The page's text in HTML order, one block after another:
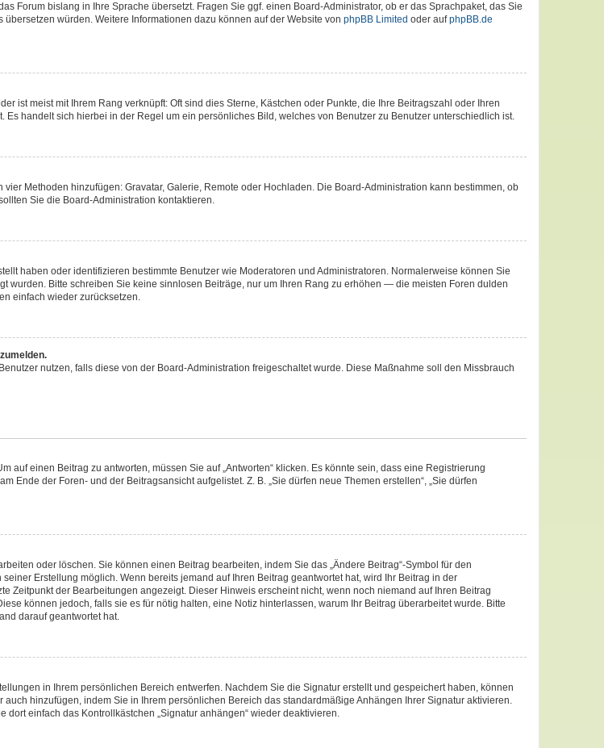
Forum bislang in Ihre Sprache übersetzt. Fragen Sie ggf. einen Board-Administrator, ob er das Sprachpaket, das Sie
würden. Weitere Informationen dazu können auf der Website von phpBB Limited oder aufphpBB.de
ist meist mit Ihrem Rang verknüpft: Oft sind dies Sterne, Kästchen oder Punkte, die Ihre Beitragszahl oder Ihren
handelt sich hierbei in der Regel um ein persönliches Bild, welches von Benutzer zu Benutzer unterschiedlich ist.
Methoden hinzufügen: Gravatar, Galerie, Remote oder Hochladen. Die Board-Administration kann bestimmen, ob
Sie die Board-Administration kontaktieren.
haben oder identifizieren bestimmte Benutzer wie Moderatoren und Administratoren. Normalerweise können Sie
wurden. Bitte schreiben Sie keine sinnlosen Beiträge, nur um Ihren Rang zu erhöhen — die meisten Foren dulden
einfach wieder zurücksetzen.
nutzen, falls diese von der Board-Administration freigeschaltet wurde. Diese Maßnahme soll den Missbrauch
auf einen Beitrag zu antworten, müssen Sie auf „Antworten“ klicken. Es könnte sein, dass eine Registrierung
der Foren- und der Beitragsansicht aufgelistet. Z. B. „Sie dürfen neue Themen erstellen“, „Sie dürfen
oder löschen. Sie können einen Beitrag bearbeiten, indem Sie das „Ändere Beitrag“-Symbol für den
Erstellung möglich. Wenn bereits jemand auf Ihren Beitrag geantwortet hat, wird Ihr Beitrag in der
Zeitpunkt der Bearbeitungen angezeigt. Dieser Hinweis erscheint nicht, wenn noch niemand auf Ihren Beitrag
können jedoch, falls sie es für nötig halten, eine Notiz hinterlassen, warum Ihr Beitrag überarbeitet wurde. Bitte
darauf geantwortet hat.
in Ihrem persönlichen Bereich entwerfen. Nachdem Sie die Signatur erstellt und gespeichert haben, können
hinzufügen, indem Sie in Ihrem persönlichen Bereich das standardmäßige Anhängen Ihrer Signatur aktivieren.
einfach das Kontrollkästchen „Signatur anhängen“ wieder deaktivieren.